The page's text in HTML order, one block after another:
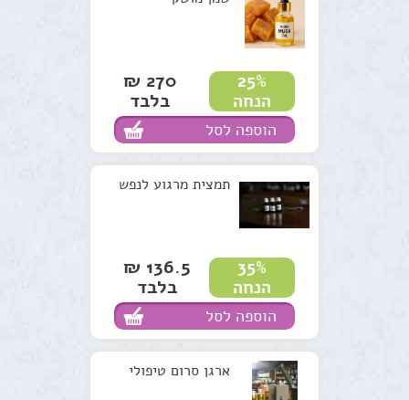
למטפלים
מתנות ירוקות
נרות האר"י
המלצות
תקנון האתר
25%
הנחה
270 ₪
בלבד
הוספה לסל
תמצית מרגוע לנפש
35%
הנחה
136.5 ₪
בלבד
הוספה לסל
ארגן סרום טיפולי